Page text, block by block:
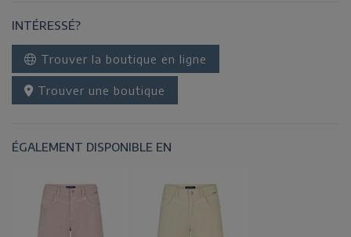
INTÉRESSÉ?
Trouver la boutique en ligne
Trouver une boutique
ÉGALEMENT DISPONIBLE EN